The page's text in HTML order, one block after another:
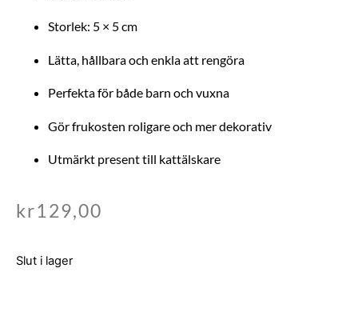
Storlek: 5 × 5 cm
Lätta, hållbara och enkla att rengöra
Perfekta för både barn och vuxna
Gör frukosten roligare och mer dekorativ
Utmärkt present till kattälskare
kr129,00
Slut i lager